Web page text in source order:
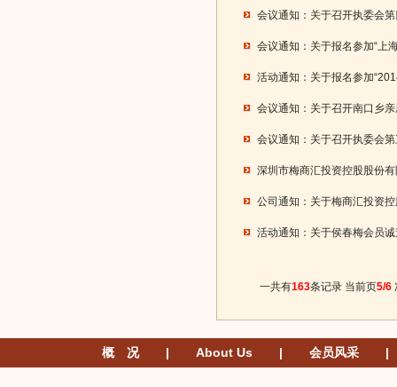
会议通知：关于召开执委会
会议通知：关于报名参加“
活动通知：关于报名参加
会议通知：关于召开南口乡
会议通知：关于召开执委会
深圳市梅商汇投资控股股份
公司通知：关于梅商汇投资
活动通知：关于侯春梅会员
一共有163条记录 当前页5/6
概 况 | About Us | 会员风采 |